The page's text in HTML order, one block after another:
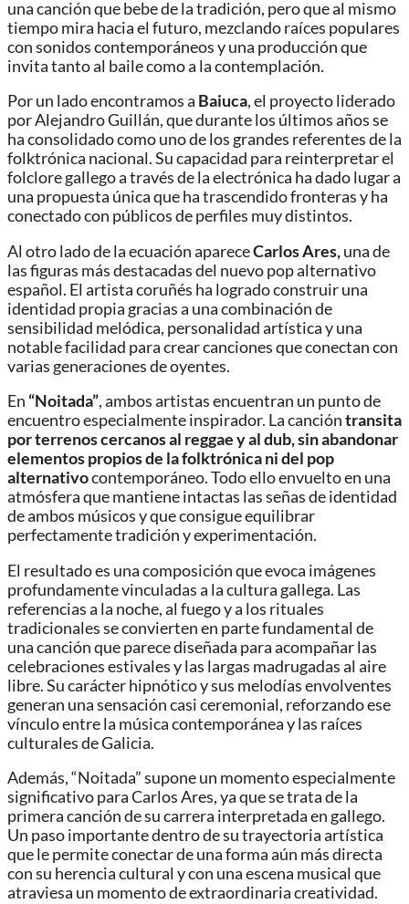
una canción que bebe de la tradición, pero que al mismo
tiempo mira hacia el futuro, mezclando raíces populares
con sonidos contemporáneos y una producción que
invita tanto al baile como a la contemplación.
Por un lado encontramos a Baiuca, el proyecto liderado
por Alejandro Guillán, que durante los últimos años se
ha consolidado como uno de los grandes referentes de la
folktrónica nacional. Su capacidad para reinterpretar el
folclore gallego a través de la electrónica ha dado lugar a
una propuesta única que ha trascendido fronteras y ha
conectado con públicos de perfiles muy distintos.
Al otro lado de la ecuación apareceCarlos Ares,una de
las figuras más destacadas del nuevo pop alternativo
español. El artista coruñés ha logrado construir una
identidad propia gracias a una combinación de
sensibilidad melódica, personalidad artística y una
notable facilidad para crear canciones que conectan con
varias generaciones de oyentes.
En “Noitada”, ambos artistas encuentran un punto de
encuentro especialmente inspirador. La cancióntransita
por terrenos cercanos al reggae y al dub, sin abandonar
elementos propios de la folktrónica ni del pop
alternativocontemporáneo. Todo ello envuelto en una
atmósfera que mantiene intactas las señas de identidad
de ambos músicos y que consigue equilibrar
perfectamente tradición y experimentación.
El resultado es una composición que evoca imágenes
profundamente vinculadas a la cultura gallega. Las
referencias a la noche, al fuego y a los rituales
tradicionales se convierten en parte fundamental de
una canción que parece diseñada para acompañar las
celebraciones estivales y las largas madrugadas al aire
libre. Su carácter hipnótico y sus melodías envolventes
generan una sensación casi ceremonial, reforzando ese
vínculo entre la música contemporánea y las raíces
culturales de Galicia.
Además, “Noitada” supone un momento especialmente
significativo para Carlos Ares, ya que se trata de la
primera canción de su carrera interpretada en gallego.
Un paso importante dentro de su trayectoria artística
que le permite conectar de una forma aún más directa
con su herencia cultural y con una escena musical que
atraviesa un momento de extraordinaria creatividad.